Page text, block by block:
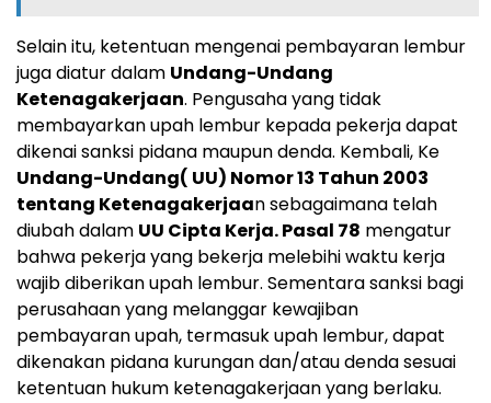
‎Selain itu, ketentuan mengenai pembayaran lembur
juga diatur dalam Undang-Undang
Ketenagakerjaan. Pengusaha yang tidak
membayarkan upah lembur kepada pekerja dapat
dikenai sanksi pidana maupun denda. Kembali, Ke
Undang-Undang( UU) Nomor 13 Tahun 2003
tentang Ketenagakerjaan sebagaimana telah
diubah dalam UU Cipta Kerja. ‎Pasal 78 mengatur
bahwa pekerja yang bekerja melebihi waktu kerja
wajib diberikan upah lembur. Sementara sanksi bagi
perusahaan yang melanggar kewajiban
pembayaran upah, termasuk upah lembur, dapat
dikenakan pidana kurungan dan/atau denda sesuai
ketentuan hukum ketenagakerjaan yang berlaku.